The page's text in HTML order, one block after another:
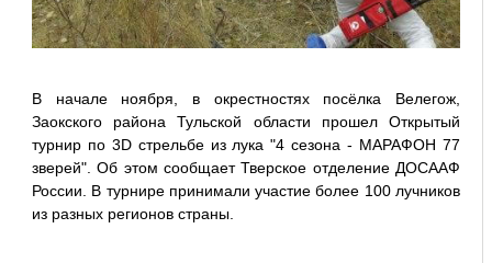
В начале ноября, в окрестностях посёлка Велегож,
Заокского района Тульской области прошел Открытый
турнир по 3D стрельбе из лука "4 сезона - МАРАФОН 77
зверей". Об этом сообщает Тверское отделение ДОСААФ
России. В турнире принимали участие более 100 лучников
из разных регионов страны.